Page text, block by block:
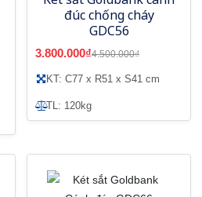
đúc chống cháy
GDC56
3.800.000₫4.500.000₫
KT: C77 x R51 x S41 cm
TL: 120kg